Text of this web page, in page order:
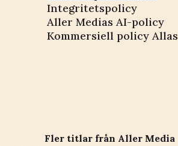
Integritetspolicy
Aller Medias AI-policy
Kommersiell policy Allas
Fler titlar från Aller Media